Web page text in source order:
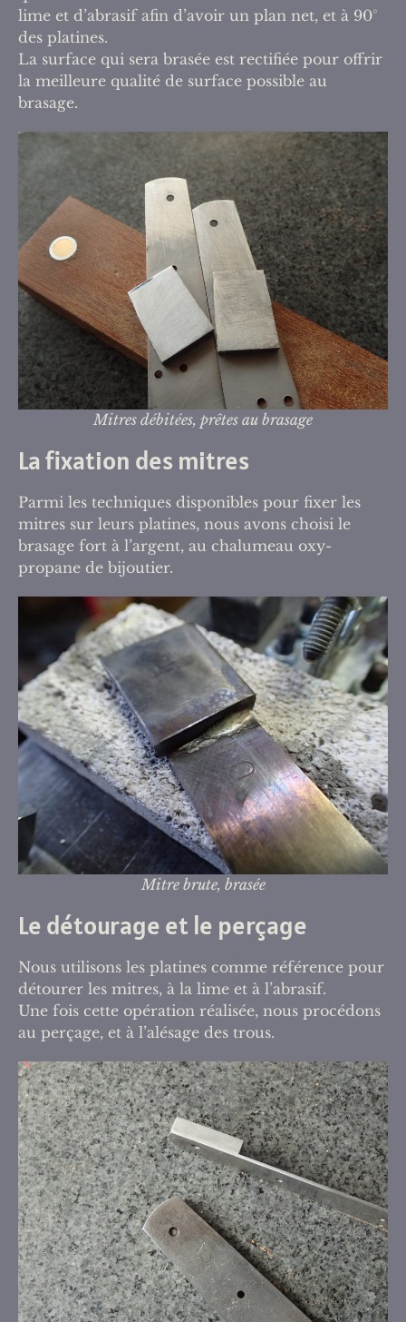
lime et d’abrasif afin d’avoir un plan net, et à 90°
des platines.
La surface qui sera brasée est rectifiée pour offrir
la meilleure qualité de surface possible au
brasage.
Mitres débitées, prêtes au brasage
Mitre brute, brasée
La fixation des mitres
Parmi les techniques disponibles pour fixer les
mitres sur leurs platines, nous avons choisi le
brasage fort à l’argent, au chalumeau oxy-
propane de bijoutier.
Le détourage et le perçage
Nous utilisons les platines comme référence pour
détourer les mitres, à la lime et à l’abrasif.
Une fois cette opération réalisée, nous procédons
au perçage, et à l’alésage des trous.